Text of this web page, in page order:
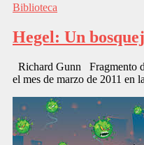
Biblioteca
Hegel: Un
Richard Gunn Fragmento
el mes de marzo de 2011